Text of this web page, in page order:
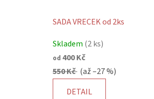
SADA VRECEK od 2ks
hodnocení
produktu
je
Skladem (2 ks)
od 400 Kč
550 Kč (až –27 %)
DETAIL